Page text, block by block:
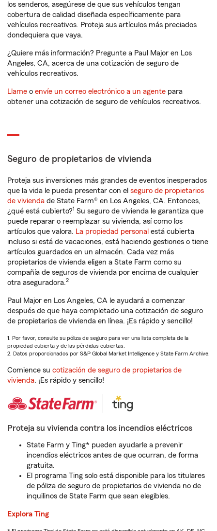
los senderos, asegúrese de que sus vehículos tengan
cobertura de calidad diseñada específicamente para
vehículos recreativos. Proteja sus artículos más preciados
dondequiera que vaya.
¿Quiere más información? Pregunte a Paul Major en Los
Angeles, CA, acerca de una cotización de seguro de
vehículos recreativos.
Llame o envíe un correo electrónico a un agente para
obtener una cotización de seguro de vehículos recreativos.
Seguro de propietarios de vivienda
Proteja sus inversiones más grandes de eventos inesperados
que la vida le pueda presentar con el seguro de propietarios
de vivienda de State Farm® en Los Angeles, CA. Entonces,
¿qué está cubierto?1 Su seguro de vivienda le garantiza que
puede reparar o reemplazar su vivienda, así como los
artículos que valora. La propiedad personal está cubierta
incluso si está de vacaciones, está haciendo gestiones o tiene
artículos guardados en un almacén. Cada vez más
propietarios de vivienda eligen a State Farm como su
compañía de seguros de vivienda por encima de cualquier
otra aseguradora.2
Paul Major en Los Angeles, CA le ayudará a comenzar
después de que haya completado una cotización de seguro
de propietarios de vivienda en línea. ¡Es rápido y sencillo!
1. Por favor, consulte su póliza de seguro para ver una lista completa de la
propiedad cubierta y de las pérdidas cubiertas.
2. Datos proporcionados por S&P Global Market Intelligence y State Farm Archive.
Comience su cotización de seguro de propietarios de
vivienda. ¡Es rápido y sencillo!
Proteja su vivienda contra los incendios eléctricos
State Farm y Ting* pueden ayudarle a prevenir
incendios eléctricos antes de que ocurran, de forma
gratuita.
El programa Ting solo está disponible para los titulares
de póliza de seguro de propietarios de vivienda no de
inquilinos de State Farm que sean elegibles.
Explora Ting